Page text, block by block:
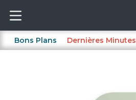
Bons Plans Dernières Minutes